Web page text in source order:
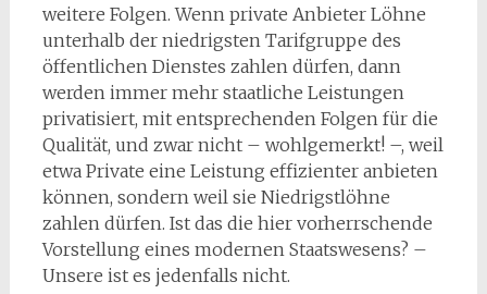
weitere Folgen. Wenn private Anbieter Löhne
unterhalb der niedrigsten Tarifgruppe des
öffentlichen Dienstes zahlen dürfen, dann
werden immer mehr staatliche Leistungen
privatisiert, mit entsprechenden Folgen für die
Qualität, und zwar nicht – wohlgemerkt! –, weil
etwa Private eine Leistung effizienter anbieten
können, sondern weil sie Niedrigstlöhne
zahlen dürfen. Ist das die hier vorherrschende
Vorstellung eines modernen Staatswesens? –
Unsere ist es jedenfalls nicht.